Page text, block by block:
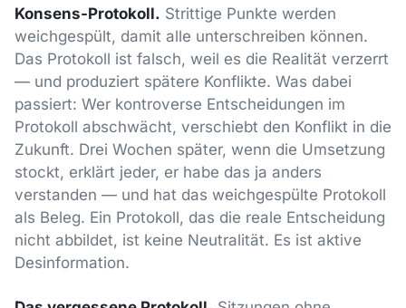
Konsens-Protokoll. Strittige Punkte werden
weichgespült, damit alle unterschreiben können.
Das Protokoll ist falsch, weil es die Realität verzerrt
— und produziert spätere Konflikte. Was dabei
passiert: Wer kontroverse Entscheidungen im
Protokoll abschwächt, verschiebt den Konflikt in die
Zukunft. Drei Wochen später, wenn die Umsetzung
stockt, erklärt jeder, er habe das ja anders
verstanden — und hat das weichgespülte Protokoll
als Beleg. Ein Protokoll, das die reale Entscheidung
nicht abbildet, ist keine Neutralität. Es ist aktive
Desinformation.